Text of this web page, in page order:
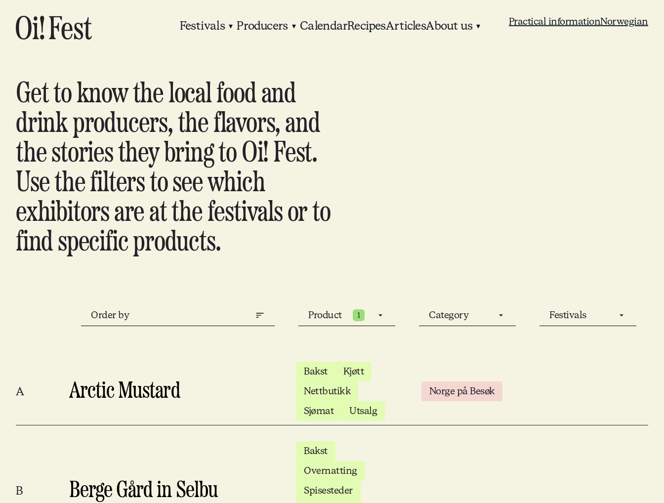
Festivals ▾ Producers ▾ CalendarRecipesArticlesAbout us ▾ Practical informationNorwegian
Get to know the local food and
drink producers, the flavors, and
the stories they bring to Oi! Fest.
Use the filters to see which
exhibitors are at the festivals or to
find specific products.
Order by Product 1 Category Festivals
A Arctic Mustard
Bakst
Kjøtt
Nettbutikk
Sjømat
Utsalg
Norge på Besøk
B Berge Gård in Selbu
Bakst
Overnatting
Spisesteder